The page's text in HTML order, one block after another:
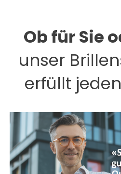
Ob für Sie
unser
erfüllt